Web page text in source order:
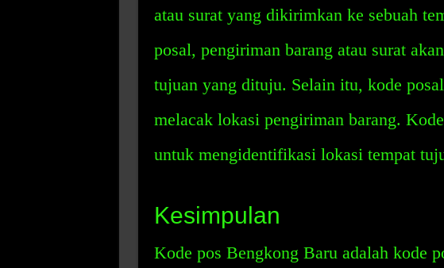
atau surat yang dikirimkan ke sebuah
posal, pengiriman barang atau surat
tujuan yang dituju. Selain itu, kode
melacak lokasi pengiriman barang.
untuk mengidentifikasi lokasi tempat
Kesimpulan
Kode pos Bengkong Baru adalah kode